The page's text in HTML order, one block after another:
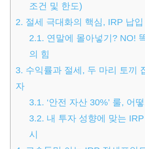
조건 및 한도)
2. 절세 극대화의 핵심, IRP 납
2.1. 연말에 몰아넣기? NO!
의 힘
3. 수익률과 절세, 두 마리 토끼
자
3.1. ‘안전 자산 30%’ 룰, 어
3.2. 내 투자 성향에 맞는
시